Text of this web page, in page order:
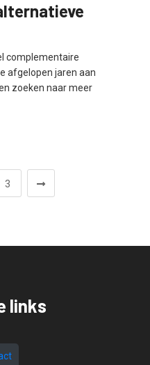
complementaire
afgelopen jaren aan
zoeken naar meer
3
links